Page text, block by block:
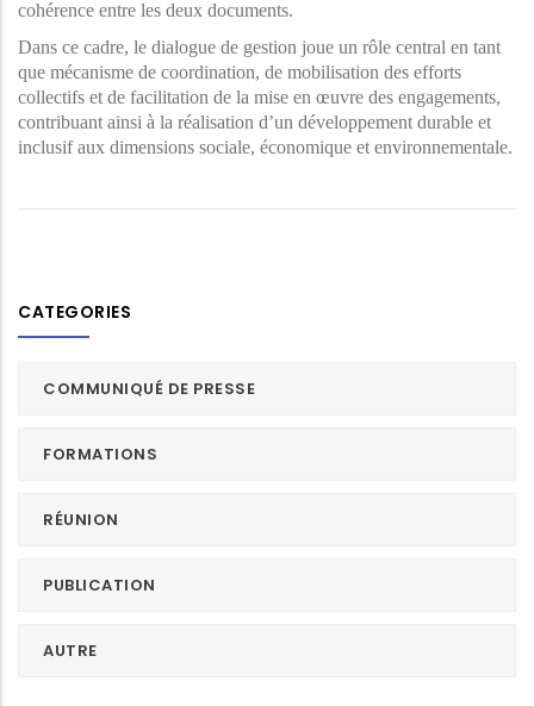
cohérence entre les deux documents.
Dans ce cadre, le dialogue de gestion joue un rôle central en tant
que mécanisme de coordination, de mobilisation des efforts
collectifs et de facilitation de la mise en œuvre des engagements,
contribuant ainsi à la réalisation d’un développement durable et
inclusif aux dimensions sociale, économique et environnementale.
CATEGORIES
COMMUNIQUÉ DE PRESSE
FORMATIONS
RÉUNION
PUBLICATION
AUTRE